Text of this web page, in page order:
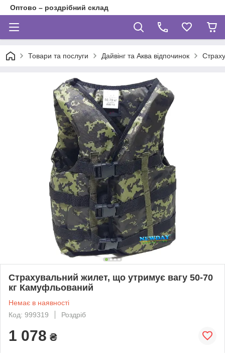
Оптово – роздрібний склад
Товари та послуги Дайвінг та Аква відпочинок
Страхувальний жилет, що утримує вагу 50-70
кг Камуфльований
Немає в наявності
Код: 999319
Роздріб
1 078 ₴